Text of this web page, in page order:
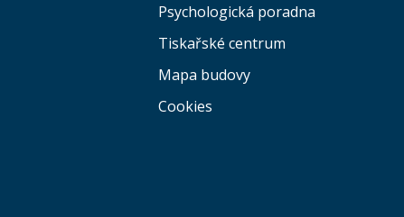
Psychologická poradna
Tiskařské centrum
Mapa budovy
Cookies